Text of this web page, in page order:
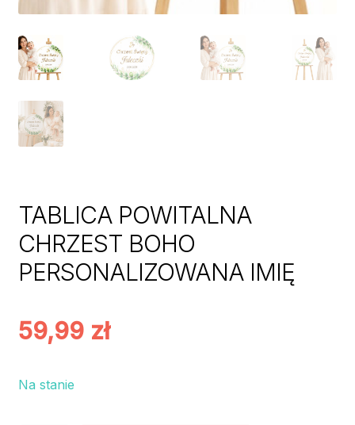
TABLICA POWITALNA
CHRZEST BOHO
PERSONALIZOWANA IMIĘ
59,99 zł
Na stanie